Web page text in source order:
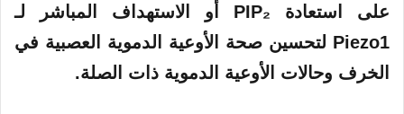
على استعادة PIP₂ أو الاستهداف المباشر لـ
Piezo1 لتحسين صحة الأوعية الدموية العصبية في
الخرف وحالات الأوعية الدموية ذات الصلة.